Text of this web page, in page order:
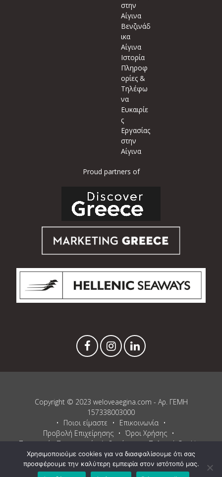
στην
Αίγινα
Βενζινάδ
ικα
Αίγινα
Ιστορία
Πληροφ
ορίες &
Τηλέφω
να
Ευκαιρίε
ς
Εργασίας
στην
Αίγινα
Proud partners of
Copyright © 2023 weloveaegina.com - Αρ. ΓΕΜΗ
157338003000
Ποιοι είμαστε
Επικοινωνία
Προβολή Επιχείρησης
Όροι Χρήσης
Προστασία Προσωπικών Δεδομένων
Πολιτική Cookies
Proudly powered by WordPress andListablebyPixelgrade
Χρησιμοποιούμε cookies για να διασφαλίσουμε ότι σας
προσφέρουμε την καλύτερη εμπειρία στον ιστότοπό μας.